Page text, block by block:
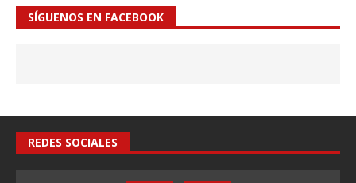
SÍGUENOS EN FACEBOOK
REDES SOCIALES